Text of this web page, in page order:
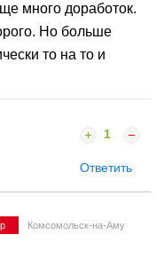
много доработок.
Но больше
то на то и
1
Ответить
Комсомольск-на-Аму